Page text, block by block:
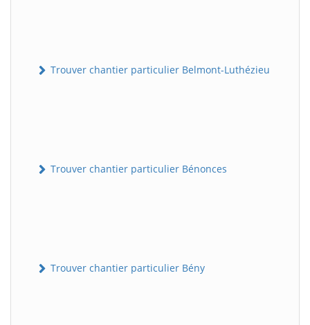
Trouver chantier particulier Belmont-Luthézieu
Trouver chantier particulier Bénonces
Trouver chantier particulier Bény